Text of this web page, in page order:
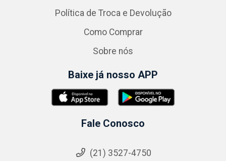
Política de Troca e Devolução
Como Comprar
Sobre nós
Baixe já nosso APP
Fale Conosco
(21) 3527-4750